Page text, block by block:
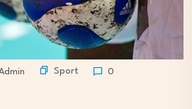
Sport 0